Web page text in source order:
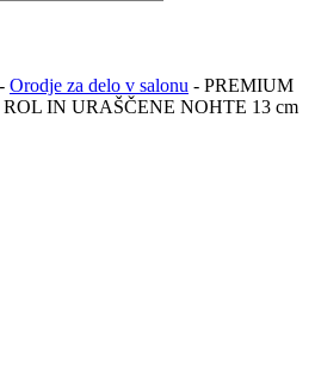
- Orodje za delo v salonu - PREMIUM
IN URAŠČENE NOHTE 13 cm